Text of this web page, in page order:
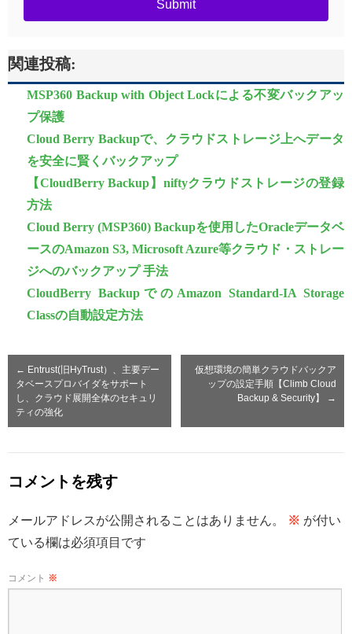
Submit
関連投稿:
MSP360 Backup with Object Lockによる不変バックアッ
プ保護
Cloud Berry Backupで、クラウドストレージ上へデータ
を安全に賢くバックアップ
【CloudBerry Backup】niftyクラウドストレージの登録
方法
Cloud Berry (MSP360) Backupを使用したOracleデータベ
ースのAmazon S3, Microsoft Azure等クラウド・ストレー
ジへのバックアップ 手法
CloudBerry BackupでのAmazon Standard-IA Storage
Classの自動設定方法
← Entrust(旧HyTrust）、主要デー
タベースプロバイダをサポート
し、クラウド展開全体のセキュリ
ティの強化
仮想環境の簡単クラウドバックア
ップの設定手順【Climb Cloud
Backup & Security】
→
コメントを残す
メールアドレスが公開されることはありません。 ※ が付い
ている欄は必須項目です
コメント ※